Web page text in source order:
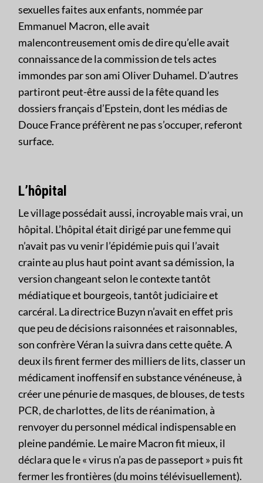
sexuelles faites aux enfants, nommée par
Emmanuel Macron, elle avait
malencontreusement omis de dire qu’elle avait
connaissance de la commission de tels actes
immondes par son ami Oliver Duhamel. D’autres
partiront peut-être aussi de la fête quand les
dossiers français d’Epstein, dont les médias de
Douce France préfèrent ne pas s’occuper, referont
surface.
L’hôpital
Le village possédait aussi, incroyable mais vrai, un
hôpital. L’hôpital était dirigé par une femme qui
n’avait pas vu venir l’épidémie puis qui l’avait
crainte au plus haut point avant sa démission, la
version changeant selon le contexte tantôt
médiatique et bourgeois, tantôt judiciaire et
carcéral. La directrice Buzyn n’avait en effet pris
que peu de décisions raisonnées et raisonnables,
son confrère Véran la suivra dans cette quête. A
deux ils firent fermer des milliers de lits, classer un
médicament inoffensif en substance vénéneuse, à
créer une pénurie de masques, de blouses, de tests
PCR, de charlottes, de lits de réanimation, à
renvoyer du personnel médical indispensable en
pleine pandémie. Le maire Macron fit mieux, il
déclara que le « virus n’a pas de passeport » puis fit
fermer les frontières (du moins télévisuellement).